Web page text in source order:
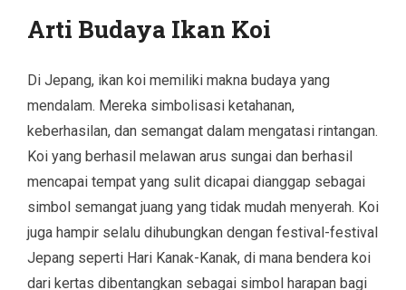
Arti Budaya Ikan Koi
Di Jepang, ikan koi memiliki makna budaya yang
mendalam. Mereka simbolisasi ketahanan,
keberhasilan, dan semangat dalam mengatasi rintangan.
Koi yang berhasil melawan arus sungai dan berhasil
mencapai tempat yang sulit dicapai dianggap sebagai
simbol semangat juang yang tidak mudah menyerah. Koi
juga hampir selalu dihubungkan dengan festival-festival
Jepang seperti Hari Kanak-Kanak, di mana bendera koi
dari kertas dibentangkan sebagai simbol harapan bagi